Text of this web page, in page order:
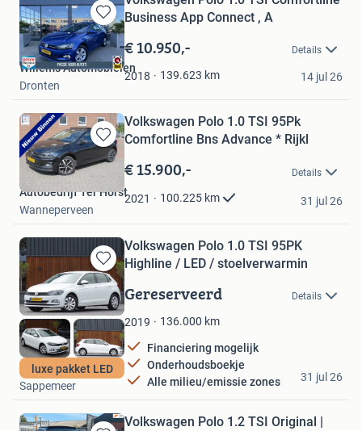
Bewaren
in
Mijn
Favorieten
Business App Connect , A
€ 10.950,- Details
2018 139.623 km
Willems Automobielen
Dronten
14 jul 26
Bewaren
in
Mijn
Favorieten
Volkswagen Polo 1.0 TSI 95Pk
Comfortline Bns Advance * Rijkl
€ 15.900,- Details
2021 100.225 km
Autobedrijf Ter Horst
Wanneperveen
31 jul 26
Bewaren
in
Mijn
Favorieten
luxe pakket LED
Volkswagen Polo 1.0 TSI 95PK
Highline / LED / stoelverwarmin
Gereserveerd Details
2019 136.000 km
Financiering mogelijk
Onderhoudsboekje
Alle milieu/emissie zones
Stadhuis Auto's
Sappemeer
31 jul 26
Volkswagen Polo 1.2 TSI Original |